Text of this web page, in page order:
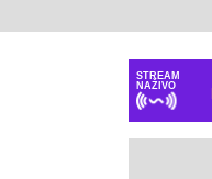
STREAM
NAŽIVO